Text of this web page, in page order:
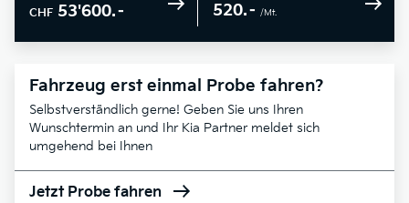
CHF 53'600.– 520.– /Mt.
Fahrzeug erst einmal Probe fahren?
Selbstverständlich gerne! Geben Sie uns Ihren
Wunschtermin an und Ihr Kia Partner meldet sich
umgehend bei Ihnen
Jetzt Probe fahren